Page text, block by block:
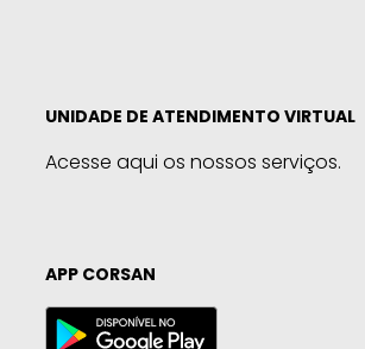
UNIDADE DE ATENDIMENTO VIRTUAL
Acesse aqui os nossos serviços.
APP CORSAN